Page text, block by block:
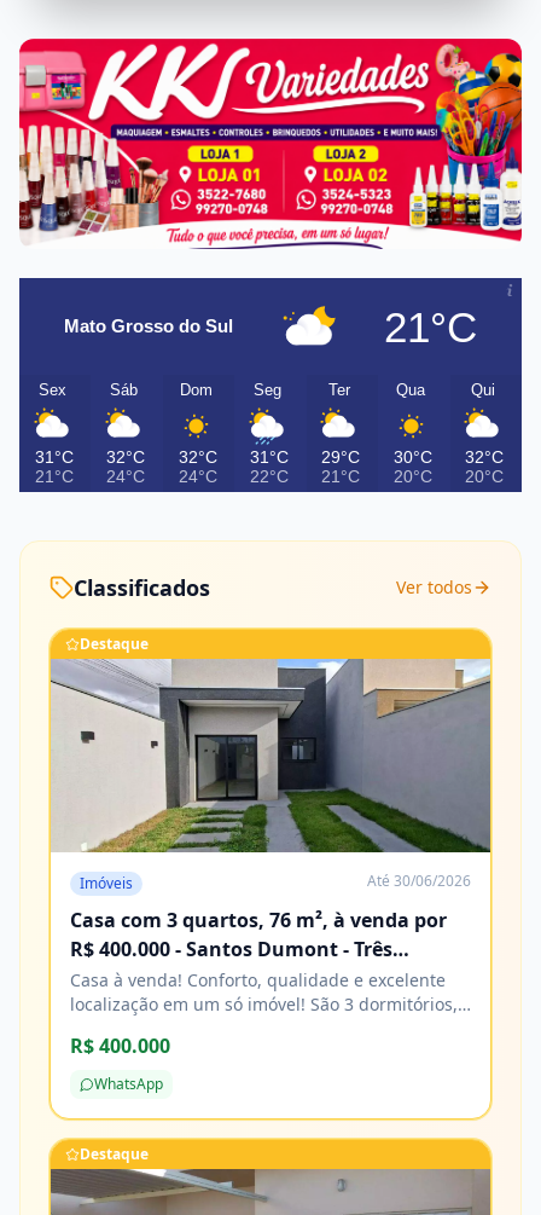
Mato Grosso do Sul 21°C
Sex
31°C
21°C
Sáb
32°C
24°C
Dom
32°C
24°C
Seg
31°C
22°C
Ter
29°C
21°C
Qua
30°C
20°C
Qui
32°C
20°C
Classificados Ver todos
Destaque
Imóveis Até 30/06/2026
Casa com 3 quartos, 76 m², à venda por
R$ 400.000 - Santos Dumont - Três
Lagoas/MS
Casa à venda! Conforto, qualidade e excelente
localização em um só imóvel! São 3 dormitórios,
com acabamento impecável e excelente padrão
de construção. Agende sua visita e venha
conhecer! Características Água Cozinha Energia
elétrica Esgoto Lavanderia Pavimentação
Porcelanato
R$ 400.000
WhatsApp
Destaque